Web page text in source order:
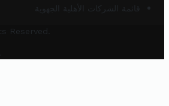
قائمة الشركات الأهلية الجهوية
Reserved.